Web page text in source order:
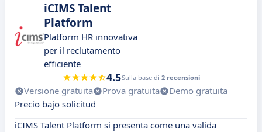
iCIMS Talent
Platform
Platform HR innovativa
per il reclutamento
efficiente
4.5Sulla base di 2 recensioni
Versione gratuita Prova gratuita
Demo gratuita
Precio bajo solicitud
iCIMS Talent Platform si presenta come una valida